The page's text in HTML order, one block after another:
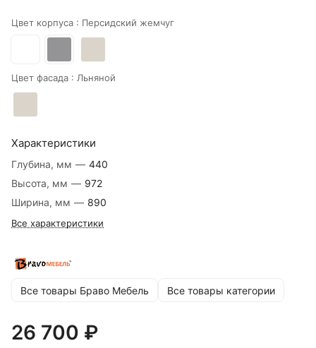
Цвет корпуса : Персидский жемчуг
Цвет фасада : Льняной
Характеристики
Глубина, мм — 440
Высота, мм — 972
Ширина, мм — 890
Все характеристики
Все товары Браво Мебель Все товары категории
26 700 ₽